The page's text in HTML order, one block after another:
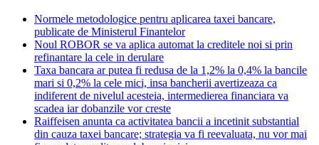
Normele metodologice pentru aplicarea taxei bancare,
publicate de Ministerul Finantelor
Noul ROBOR se va aplica automat la creditele noi si prin
refinantare la cele in derulare
Taxa bancara ar putea fi redusa de la 1,2% la 0,4% la bancile
mari si 0,2% la cele mici, insa bancherii avertizeaza ca
indiferent de nivelul acesteia, intermedierea financiara va
scadea iar dobanzile vor creste
Raiffeisen anunta ca activitatea bancii a incetinit substantial
din cauza taxei bancare; strategia va fi reevaluata, nu vor mai